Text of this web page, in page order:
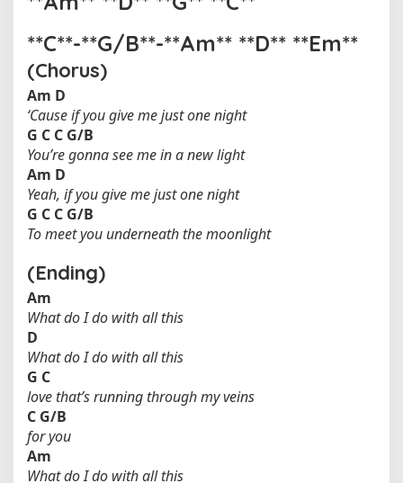
**C**-**G/B**-**Am** **D** **Em**
(Chorus)
Am D
‘Cause if you give me just one night
G C C G/B
You’re gonna see me in a new light
Am D
Yeah, if you give me just one night
G C C G/B
To meet you underneath the moonlight
(Ending)
Am
What do I do with all this
D
What do I do with all this
G C
love that’s running through my veins
C G/B
for you
Am
What do I do with all this